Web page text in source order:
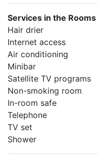
Services in the Rooms
Hair drier
Internet access
Air conditioning
Minibar
Satellite TV programs
Non-smoking room
In-room safe
Telephone
TV set
Shower